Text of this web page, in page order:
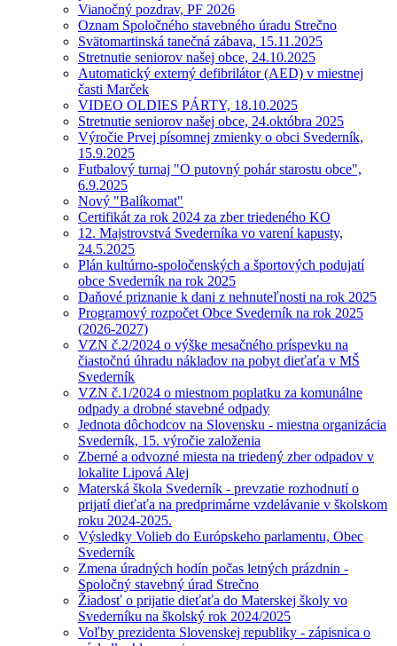
Vianočný pozdrav, PF 2026
Oznam Spoločného stavebného úradu Strečno
Svätomartinská tanečná zábava, 15.11.2025
Stretnutie seniorov našej obce, 24.10.2025
Automatický externý defibrilátor (AED) v miestnej
časti Marček
VIDEO OLDIES PÁRTY, 18.10.2025
Stretnutie seniorov našej obce, 24.októbra 2025
Výročie Prvej písomnej zmienky o obci Svederník,
15.9.2025
Futbalový turnaj "O putovný pohár starostu obce",
6.9.2025
Nový "Balíkomat"
Certifikát za rok 2024 za zber triedeného KO
12. Majstrovstvá Svederníka vo varení kapusty,
24.5.2025
Plán kultúrno-spoločenských a športových podujatí
obce Svederník na rok 2025
Daňové priznanie k dani z nehnuteľnosti na rok 2025
Programový rozpočet Obce Svederník na rok 2025
(2026-2027)
VZN č.2/2024 o výške mesačného príspevku na
čiastočnú úhradu nákladov na pobyt dieťaťa v MŠ
Svederník
VZN č.1/2024 o miestnom poplatku za komunálne
odpady a drobné stavebné odpady
Jednota dôchodcov na Slovensku - miestna organizácia
Svederník, 15. výročie založenia
Zberné a odvozné miesta na triedený zber odpadov v
lokalite Lipová Alej
Materská škola Svederník - prevzatie rozhodnutí o
prijatí dieťaťa na predprimárne vzdelávanie v školskom
roku 2024-2025.
Výsledky Volieb do Európskeho parlamentu, Obec
Svederník
Zmena úradných hodín počas letných prázdnin -
Spoločný stavebný úrad Strečno
Žiadosť o prijatie dieťaťa do Materskej školy vo
Svederníku na školský rok 2024/2025
Voľby prezidenta Slovenskej republiky - zápisnica o